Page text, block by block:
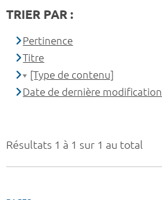
Résultats 1 à 1 sur 1 au total
TRIER PAR :
Pertinence
Titre
[Type de contenu]
Date de dernière modification